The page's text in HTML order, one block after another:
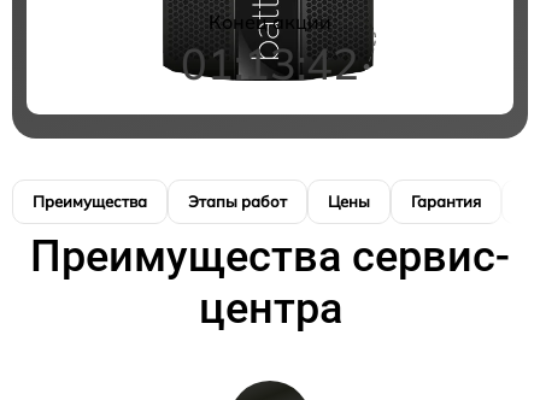
Конец акции
01:13:41
Преимущества Этапы работ Цены Гарантия
Преимущества сервис-
центра